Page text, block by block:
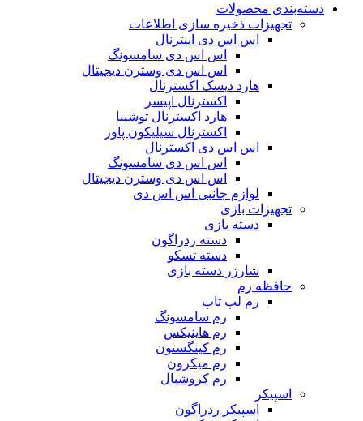
دسته‌بندی محصولات
تجهیزات ذخیره سازی اطلاعات
اس اس دی اینترنال
اس اس دی سامسونگ
اس اس دی وسترن دیجیتال
هارد دیسک اکسترنال
اکسترنال اپیسر
هارد اکسترنال توشیبا
اکسترنال سیلیکون پاور
اس اس دی اکسترنال
اس اس دی سامسونگ
اس اس دی وسترن دیجیتال
لوازم جانبی اس اس دی
تجهیزات بازی
دسته بازی
دسته ردراگون
دسته تسکو
شارژر دسته بازی
حافظه رم
رم لپ تاپ
رم سامسونگ
رم هاینیکس
رم کینگستون
رم میکرون
رم کروشیال
اسپیکر
اسپیکر ردراگون